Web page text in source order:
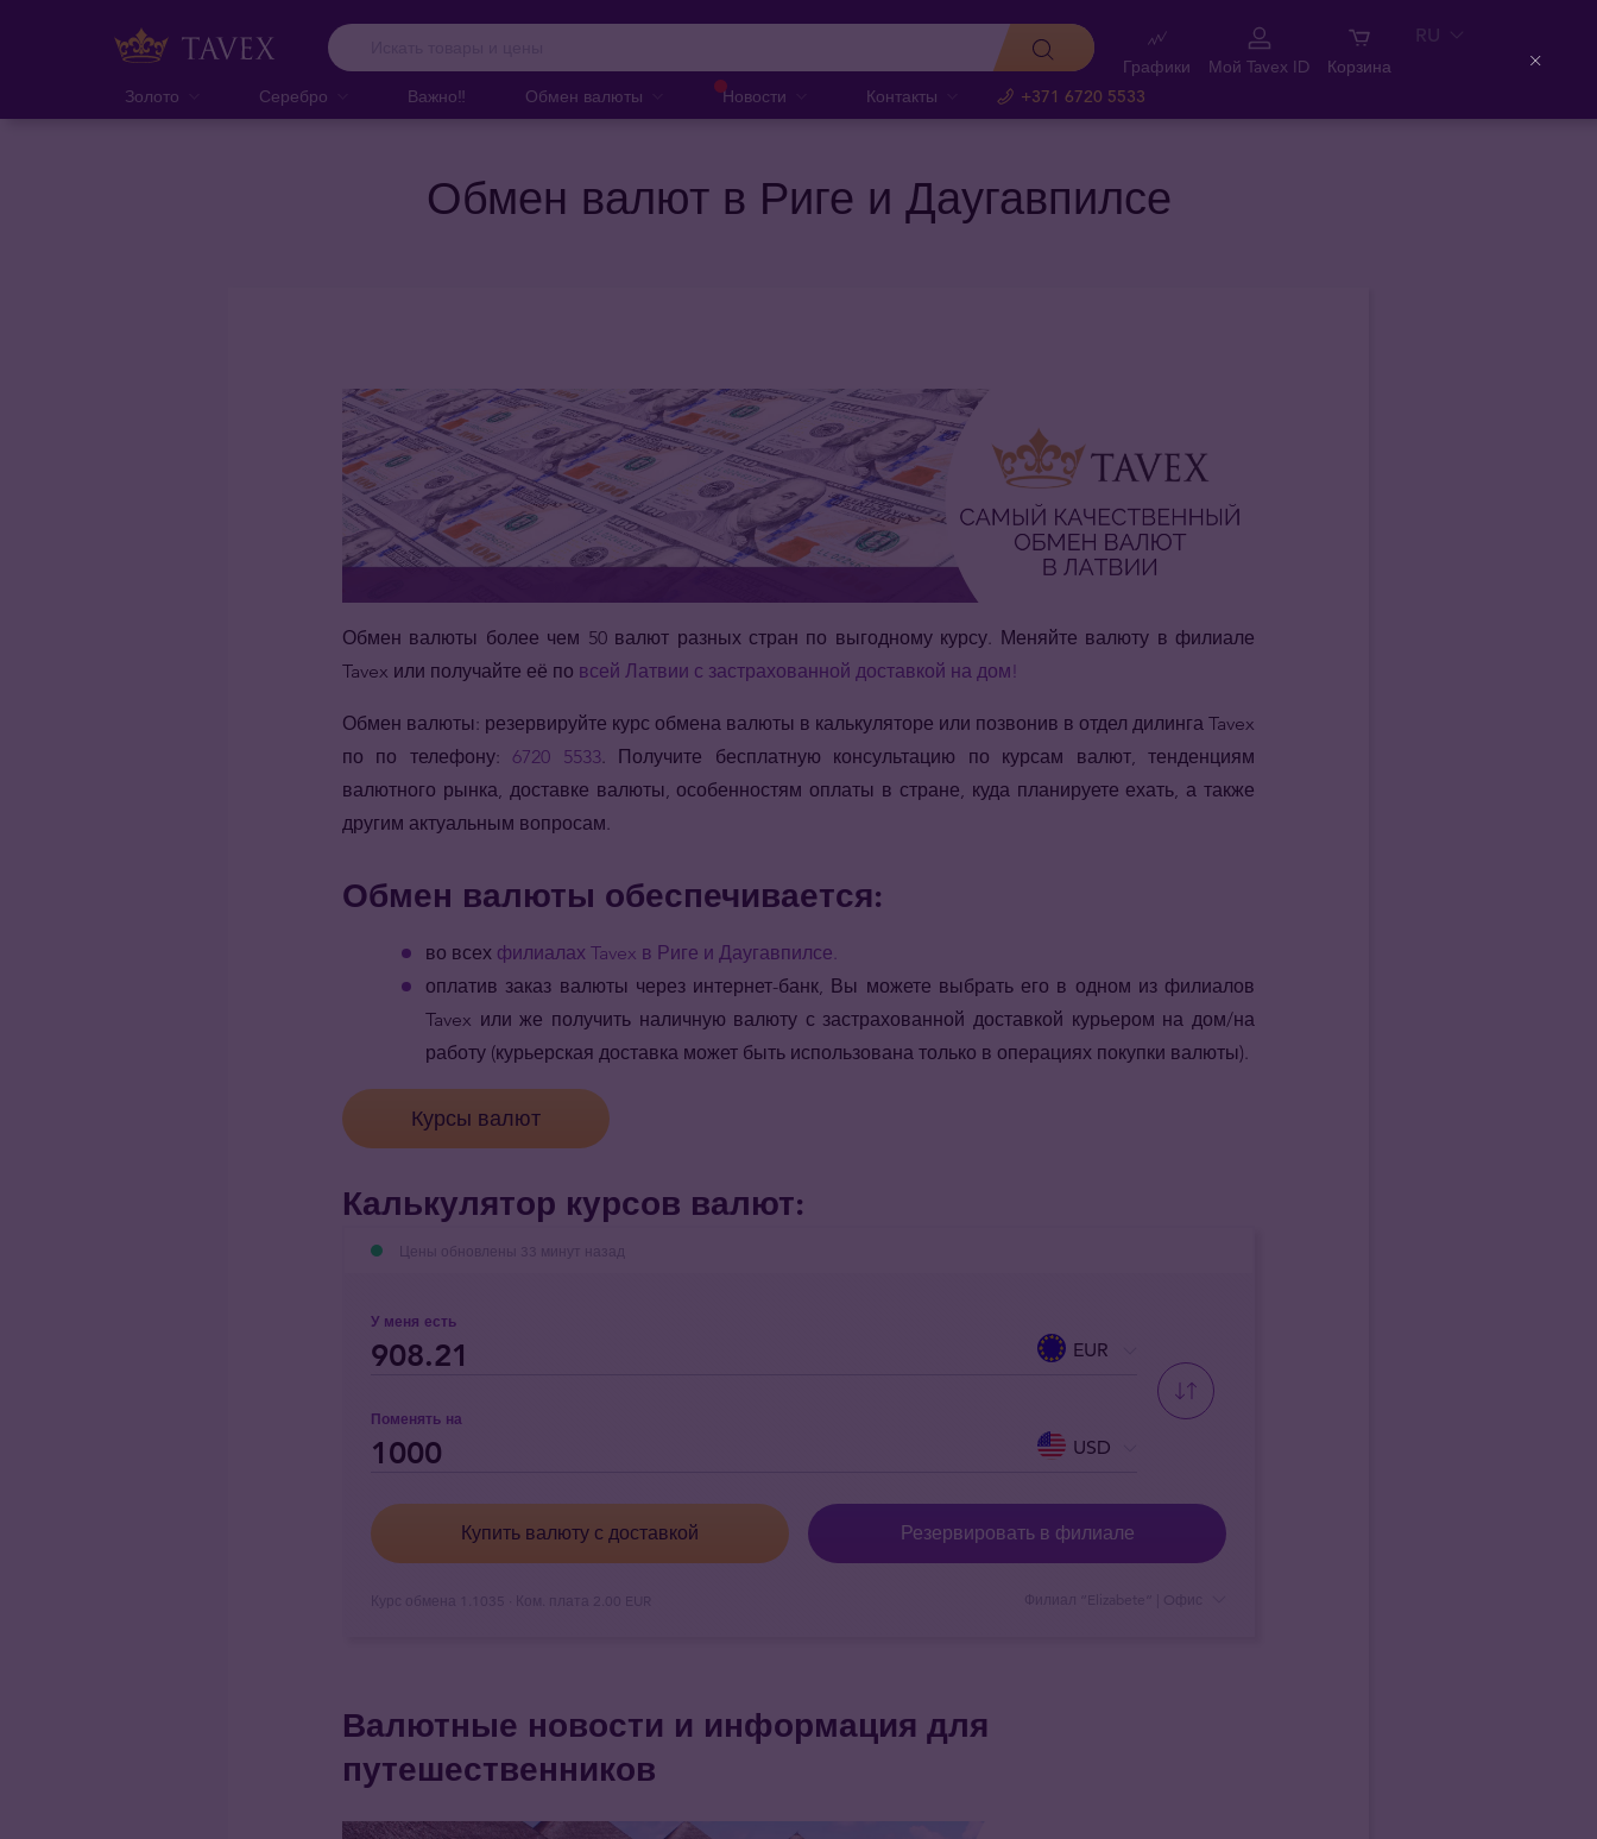
Золото Серебро Важно‼️ Обмен валюты Новости Контакты +371 6720 5533
Графики Мой Tavex ID Корзина
RU
Обмен валют в Риге и Даугавпилсе
Обмен валюты более чем 50 валют разных стран по выгодному курсу. Меняйте валюту в филиале
Tavex или получайте её по всей Латвии с застрахованной доставкой на дом!
Обмен валюты: резервируйте курс обмена валюты в калькуляторе или позвонив в отдел дилинга Tavex
по по телефону:6720 5533. Получите бесплатную консультацию по курсам валют, тенденциям
валютного рынка, доставке валюты, особенностям оплаты в стране, куда планируете ехать, а также
другим актуальным вопросам.
Обмен валюты обеспечивается:
во всех филиалах Tavex в Риге и Даугавпилсе.
оплатив заказ валюты через интернет-банк, Вы можете выбрать его в одном из филиалов
Tavex или же получить наличную валюту с застрахованной доставкой курьером на дом/на
работу (курьерская доставка может быть использована только в операциях покупки валюты).
Курсы валют
Калькулятор курсов валют:
Цены обновлены 33 минут назад
У меня есть
EUR
Поменять на
USD
Купить валюту с доставкой Резервировать в филиале
Валютные новости и информация для
путешественников
Close